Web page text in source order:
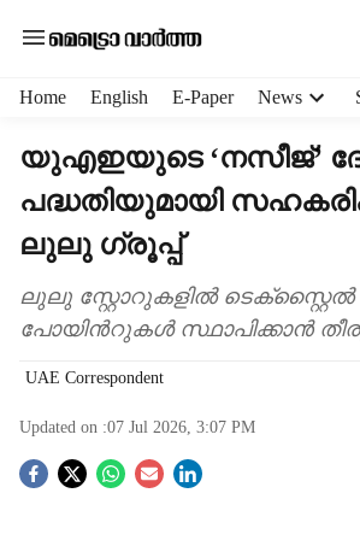
Home English E-Paper News
യുഎഇയുടെ ‘നസീജ്’
പദ്ധതിയുമായി
ലുലു ​ഗ്രൂപ്പ്
ലുലു സ്റ്റോറുകളിൽ
പോയിന്‍റുകൾ സ്ഥാപിക്കാൻ
UAE Correspondent
Updated on :07 Jul 2026, 3:07 PM
S